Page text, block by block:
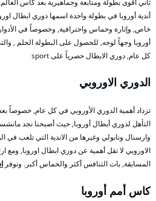
أندية أوروبا في بطولة واحدة اسمها دوري ابطال
خاص, وإثارة وحماس واحترافية, وخصوصاً في الأدوار
أوروبا وجهاً لوجه, للحصول على البطولة الحلم ,
كل عام, دوري الابطال حصرياً على sport
الدوري الاوروبي
تزداد أهمية الدوري الأوروبي في كل عام, خصوصاً
التأهل لدوري أبطال أوروبا, حيث أصبحنا نجد
وارسنال ونابولي وغيرها من الاندية التي تلعب في
الاوروبي لا تقل أهمية عن دوري ابطال اوروبا, ومع
المسابقة, بات التنافس أكثر والحماس أكبر. ونوفر
كاس أمم أوروبا